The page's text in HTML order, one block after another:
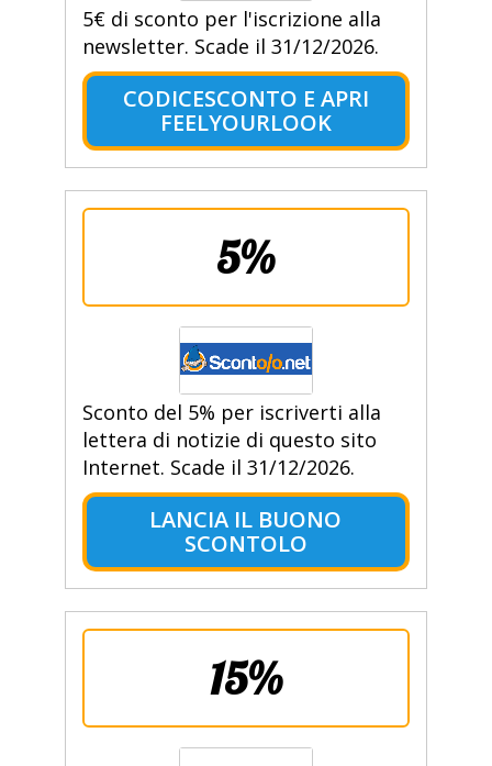
5€ di sconto per l'iscrizione alla
newsletter. Scade il 31/12/2026.
CODICESCONTO E APRI
FEELYOURLOOK
5%
Sconto del 5% per iscriverti alla
lettera di notizie di questo sito
Internet. Scade il 31/12/2026.
LANCIA IL BUONO
SCONTOLO
15%